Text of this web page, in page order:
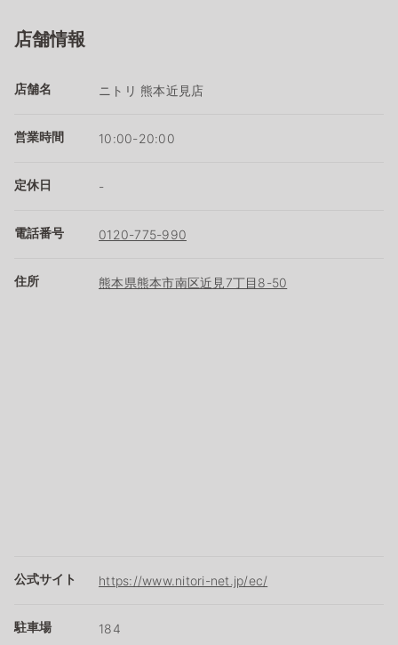
店舗情報
店舗名 ニトリ 熊本近見店
営業時間 10:00-20:00
定休日 -
電話番号 0120-775-990
住所 熊本県熊本市南区近見7丁目8-50
公式サイト https://www.nitori-net.jp/ec/
駐車場 184